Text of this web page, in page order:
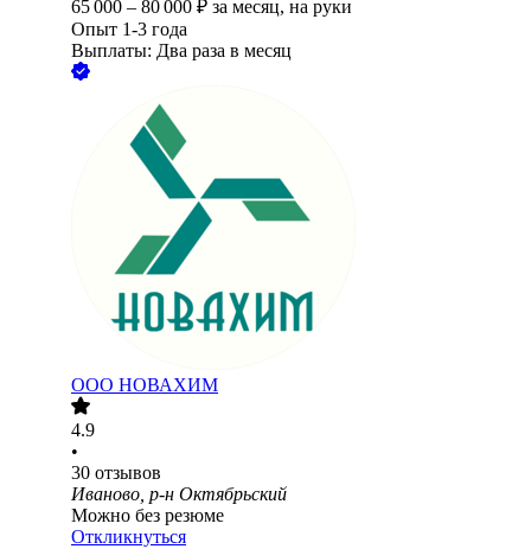
65 000 – 80 000 ₽ за месяц, на руки
Опыт 1-3 года
Выплаты: Два раза в месяц
ООО НОВАХИМ
4.9
•
30 отзывов
Иваново, р-н Октябрьский
Можно без резюме
Откликнуться